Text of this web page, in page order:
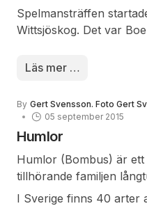
Medborgarhuset.
ägarbyte och
Spelmansträffen
Wittsjöskog. Det var
sedan har jag (Malin)
godsmagasin och
försvann flyttades
besökare. Vi hoppas att
bra på medborgarhuset.
Läs mer …
By Gert Svensson. Foto Gert
05 september 2015
Humlor
Humlor (Bombus) är
tillhörande familjen
överfamiljenbin
I Sverige finns 40 arter